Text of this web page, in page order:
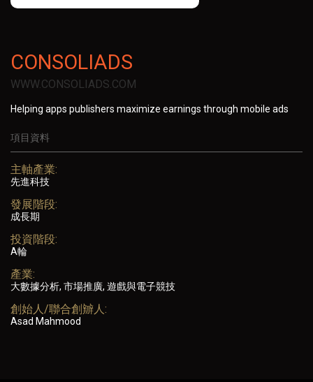
CONSOLIADS
WWW.CONSOLIADS.COM
Helping apps publishers maximize earnings through mobile ads
項目資料
主軸產業:
先進科技
發展階段:
成長期
投資階段:
A輪
產業:
大數據分析, 市場推廣, 遊戲與電子競技
創始人/聯合創辧人:
Asad Mahmood